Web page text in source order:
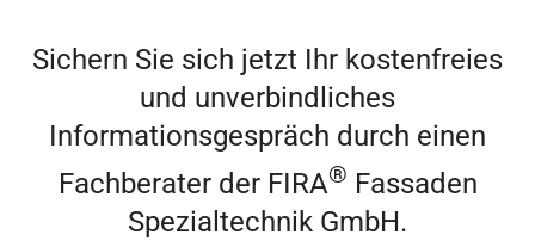
Sichern Sie sich jetzt Ihr kostenfreies
und unverbindliches
Informationsgespräch durch einen
Fachberater der FIRA® Fassaden
Spezialtechnik GmbH.